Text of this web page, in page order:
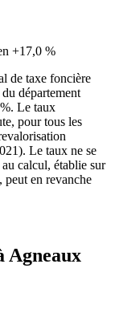
+17,0 %
de taxe foncière
département
Le taux
pour tous les
Le taux ne se
calcul, établie sur
peut en revanche
Agneaux